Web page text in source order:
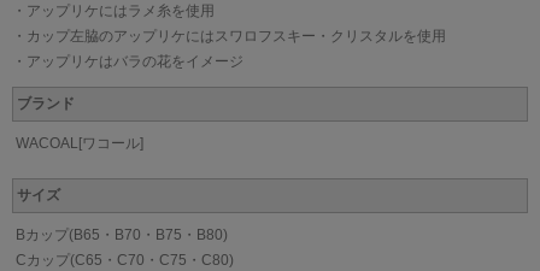
・アップリケにはラメ糸を使用
・カップ左脇のアップリケにはスワロフスキー・クリスタルを使用
・アップリケはバラの花をイメージ
ブランド
WACOAL[ワコール]
サイズ
Bカップ(B65・B70・B75・B80)
Cカップ(C65・C70・C75・C80)